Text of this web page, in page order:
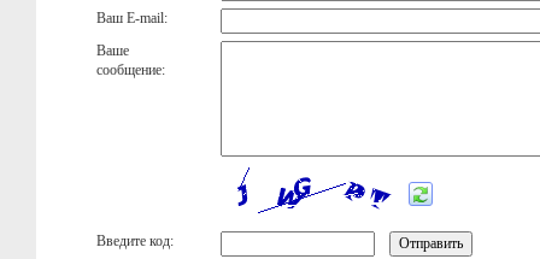
Ваш E-mail:
Ваше
сообщение:
Введите код: